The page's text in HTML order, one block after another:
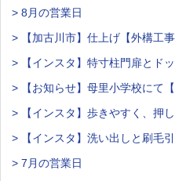
> 8月の営業日
> 【加古川市】仕上げ【外構工
> 【インスタ】特寸柱門扉とドッ
> 【お知らせ】母里小学校にて【
> 【インスタ】歩きやすく、押
> 【インスタ】洗い出しと刷毛
> 7月の営業日